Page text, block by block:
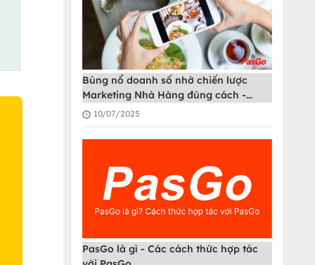
Bùng nổ doanh số nhờ chiến lược
Marketing Nhà Hàng đúng cách -
PasGo
10/07/2025
PasGo là gì - Các cách thức hợp tác